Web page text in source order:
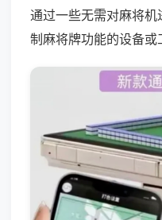
通过一些无需对麻将
制麻将牌功能的设备或